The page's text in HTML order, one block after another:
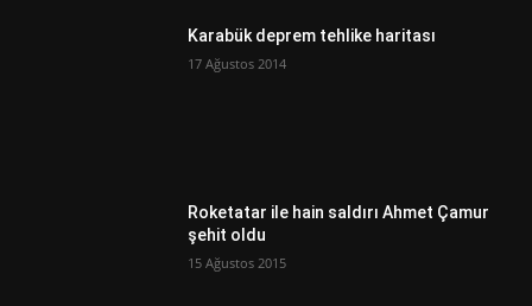
Karabük deprem tehlike haritası
17 Ağustos 2014
Roketatar ile hain saldırı Ahmet Çamur
şehit oldu
15 Ağustos 2015